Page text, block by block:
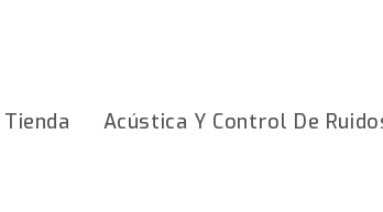
Tienda Acústica Y Control De